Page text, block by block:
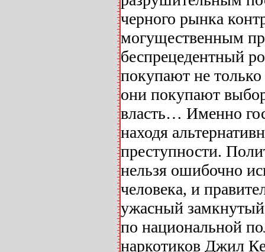
черного рынка
могущественным
беспрецедентный
покупают не
они покупают
власть… Именно
находя
преступности.
нельзя ошибочно
человека, и
ужасный
по национальной
наркотиков Джил